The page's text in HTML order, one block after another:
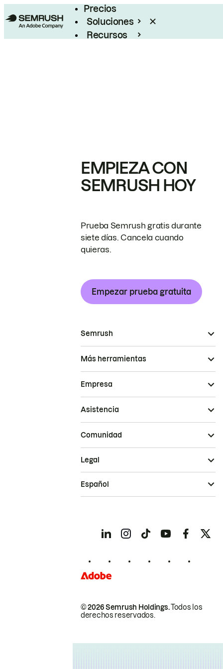
Precios
Soluciones
Recursos
EMPIEZA CON
SEMRUSH HOY
Prueba Semrush gratis durante
siete días. Cancela cuando
quieras.
Empezar prueba gratuita
Semrush
Más herramientas
Empresa
Asistencia
Comunidad
© 2026 Semrush Holdings.Todos los
derechos reservados.
Legal
Español